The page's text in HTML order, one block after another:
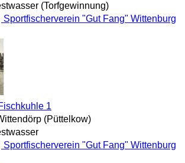
(Torfgewinnung)
Sportfischerverein "Gut Fang" Wittenburg
1
(Püttelkow)
Sportfischerverein "Gut Fang" Wittenburg